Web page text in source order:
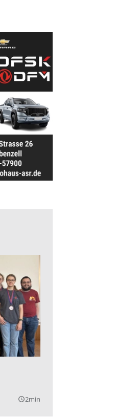
query_builder2min